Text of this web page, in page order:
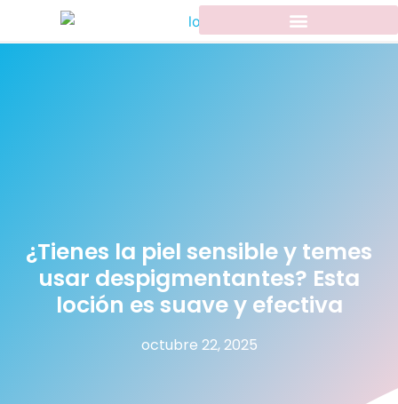
¿Tienes la piel sensible y temes
usar despigmentantes? Esta
loción es suave y efectiva
octubre 22, 2025